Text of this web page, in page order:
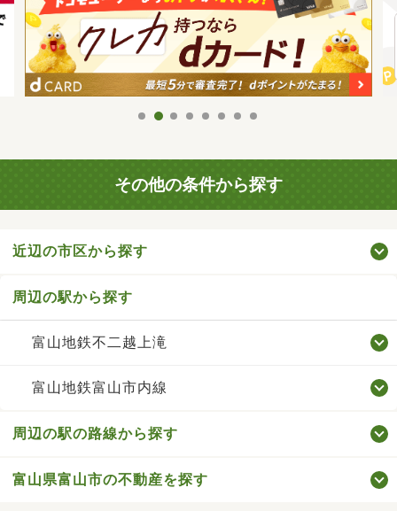
その他の条件から探す
近辺の市区から探す
周辺の駅から探す
富山地鉄不二越上滝
富山地鉄富山市内線
周辺の駅の路線から探す
富山県富山市の不動産を探す